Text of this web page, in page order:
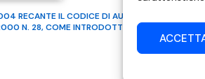
RECANTE IL CODICE DI
N. 28, COME INTRODOTTO DALLA LEGGE 6
riservati | RVM Srl – SS 115 Km 339,500 –